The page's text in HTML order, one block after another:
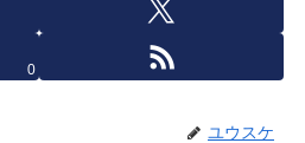
0
ユウスケ